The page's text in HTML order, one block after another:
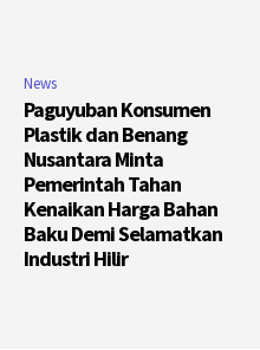
News
Paguyuban Konsumen
Plastik dan Benang
Nusantara Minta
Pemerintah Tahan
Kenaikan Harga Bahan
Baku Demi Selamatkan
Industri Hilir